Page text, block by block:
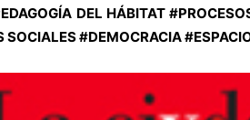
DEL HÁBITAT
SOCIALES #DEMOCRACIA